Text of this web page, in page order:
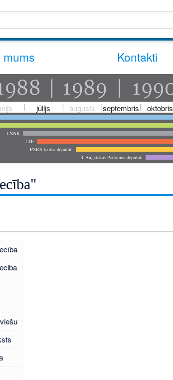
mums Kontakti
jūlijs augusts septembris oktobris
LNNK
LTF
PSRS tautas deputāti
LR Augstākās Padomes deputāti